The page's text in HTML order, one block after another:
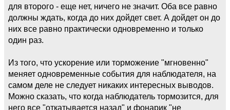
для второго - еще нет, ничего не значит. Оба все равно
должны ждать, когда до них дойдет свет. А дойдет он до
них все равно практически одновременно и только
один раз.
Из того, что ускорение или торможение "мгновенно"
меняет одновременные события для наблюдателя, на
самом деле не следует никаких интересных выводов.
Можно сказать, что когда наблюдатель тормозится, для
него все "откатывается назад" и фонарик "не